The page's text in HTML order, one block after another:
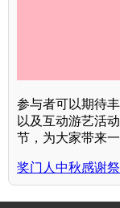
参与者可以期待
以及互动游艺活
节，为大家带来
奖门人中秋感谢祭